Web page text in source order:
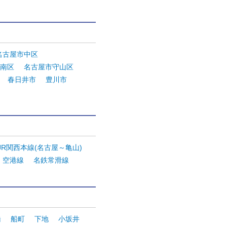
古屋市中区
区
名古屋市守山区
春日井市
豊川市
関西本線(名古屋～亀山)
空港線
名鉄常滑線
船町 下地 小坂井